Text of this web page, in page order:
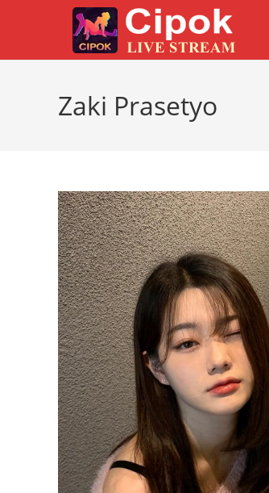
Zaki Prasetyo